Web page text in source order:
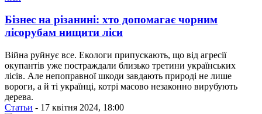
Бізнес на різанині: хто допомагає чорним
лісорубам нищити ліси
Війна руйнує все. Екологи припускають, що від агресії
окупантів уже постраждали близько третини українських
лісів. Але непоправної шкоди завдають природі не лише
вороги, а й ті українці, котрі масово незаконно вирубують
дерева.
Статьи - 17 квітня 2024, 18:00